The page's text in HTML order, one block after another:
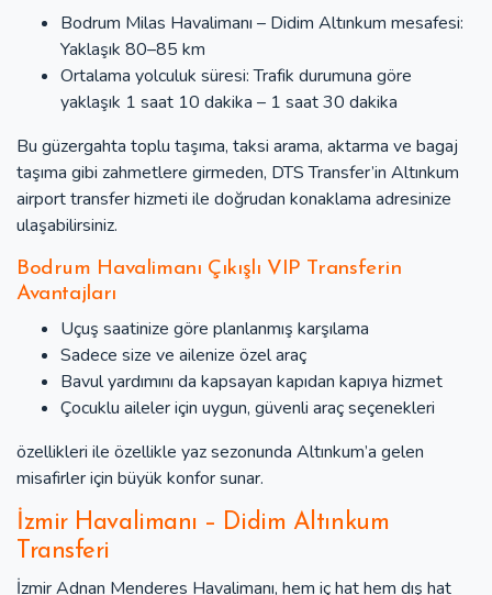
Bodrum Milas Havalimanı – Didim Altınkum mesafesi:
Yaklaşık 80–85 km
Ortalama yolculuk süresi: Trafik durumuna göre
yaklaşık 1 saat 10 dakika – 1 saat 30 dakika
Bu güzergahta toplu taşıma, taksi arama, aktarma ve bagaj
taşıma gibi zahmetlere girmeden, DTS Transfer’in Altınkum
airport transfer hizmeti ile doğrudan konaklama adresinize
ulaşabilirsiniz.
Bodrum Havalimanı Çıkışlı VIP Transferin
Avantajları
Uçuş saatinize göre planlanmış karşılama
Sadece size ve ailenize özel araç
Bavul yardımını da kapsayan kapıdan kapıya hizmet
Çocuklu aileler için uygun, güvenli araç seçenekleri
özellikleri ile özellikle yaz sezonunda Altınkum’a gelen
misafirler için büyük konfor sunar.
İzmir Havalimanı – Didim Altınkum
Transferi
İzmir Adnan Menderes Havalimanı, hem iç hat hem dış hat